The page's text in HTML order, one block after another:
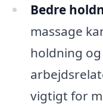
Bedre
massage
holdning
vigtigt for